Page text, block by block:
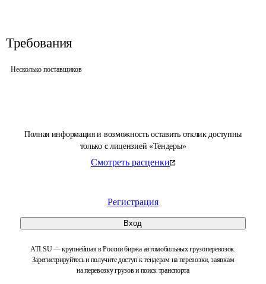
Полная информация и возможность оставить отклик доступны
только с лицензией «Тендеры»
Смотреть расценки
Регистрация
Вход
ATI.SU — крупнейшая в России биржа автомобильных грузоперевозок.
Зарегистрируйтесь и получите доступ к тендерам на перевозки, заявкам
на перевозку грузов и поиск транспорта
Требования
Несколько поставщиков